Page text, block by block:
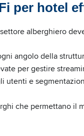
per hotel
alberghiero
angolo della
per gestire
utenti e
che permettano il